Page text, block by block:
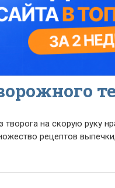
творога на скорую руку
рецептов